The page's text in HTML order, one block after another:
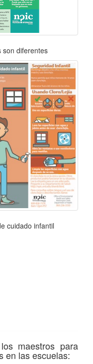
son diferentes
cuidado infantil
maestros para
en las escuelas: